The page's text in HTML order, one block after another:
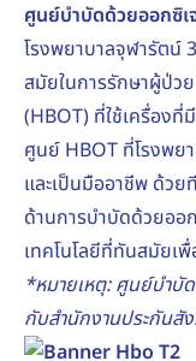
ศูนย์บำบัดด้วยออกซิ
โรงพยาบาลจุฬารัตน์
สมัยในการรักษาผู้ป่ว
(HBOT) ที่ใช้เครื่อง
ศูนย์ HBOT ที่โรงพย
และเป็นมืออาชีพ ด้ว
ด้านการบำบัดด้วยอ
เทคโนโลยีที่ทันสมัยเ
*หมายเหตุ: ศูนย์บำ
กับสำนักงานประกันสั